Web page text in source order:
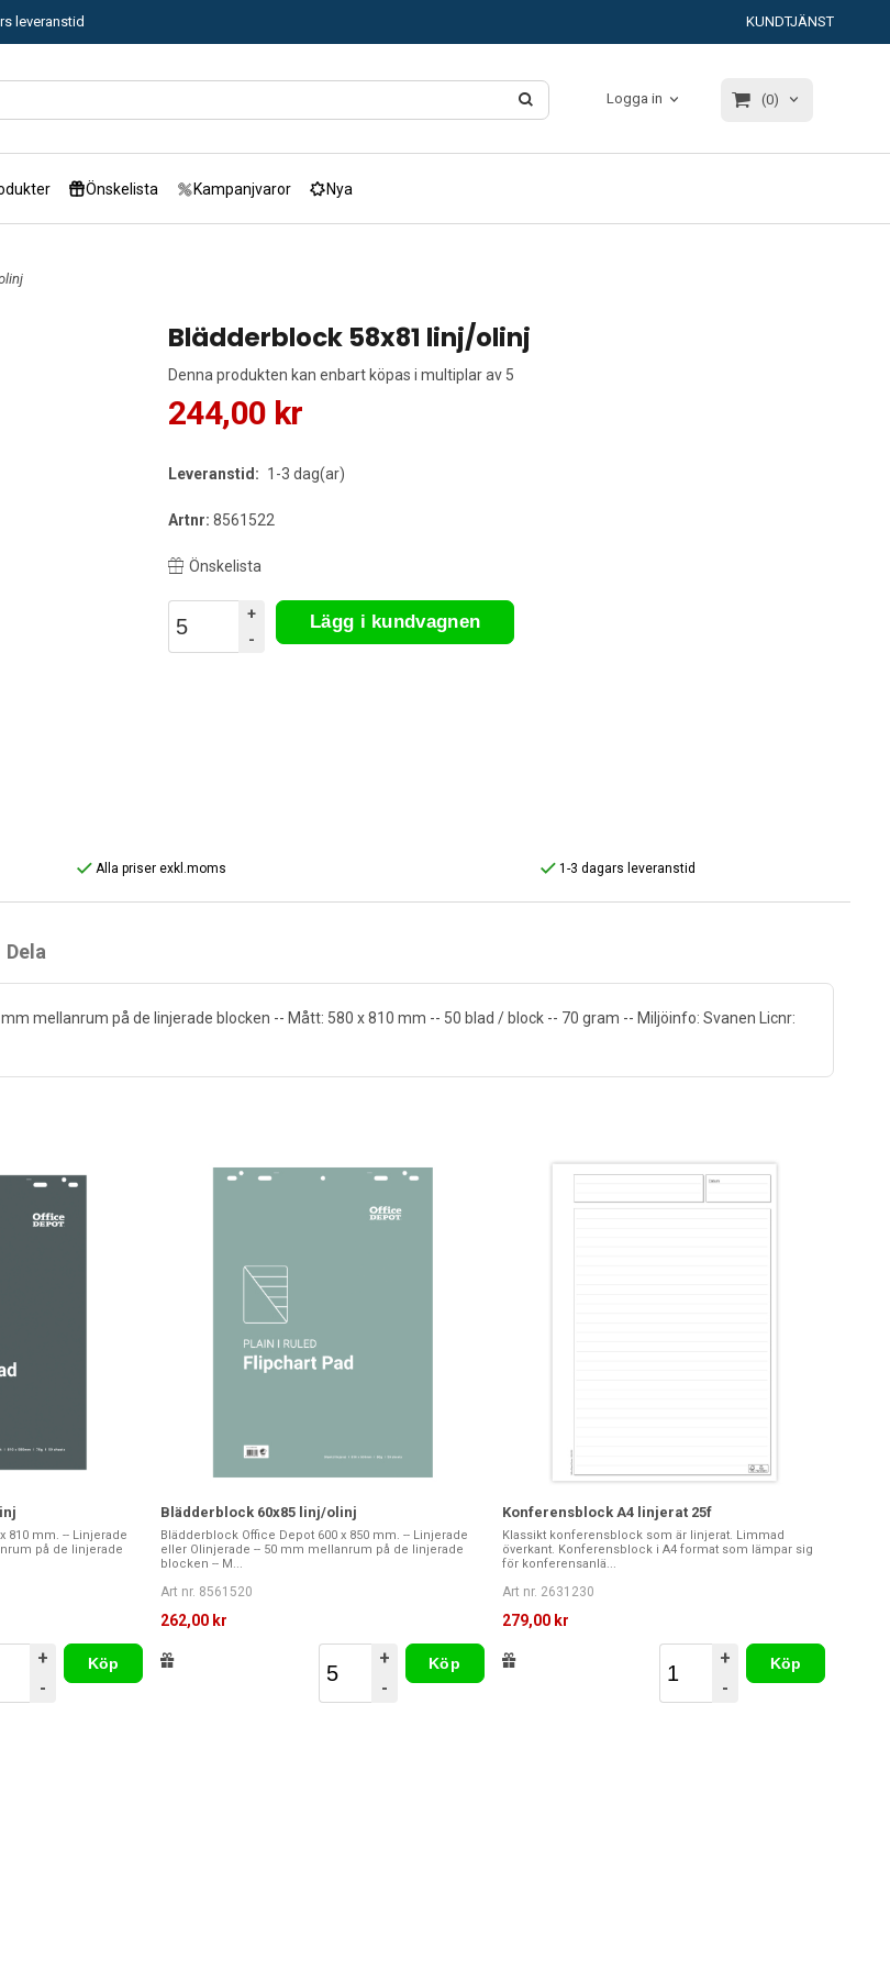
leveranstid KUNDTJÄNST
Logga in (0)
Önskelista Kampanjvaror Nya
Blädderblock 58x81 linj/olinj
Denna produkten kan enbart köpas i multiplar av 5
244,00 kr
Leveranstid: 1-3 dag(ar)
Artnr: 8561522
Önskelista
+
-
Lägg i kundvagnen
Alla priser exkl.moms 1-3 dagars leveranstid
Dela
mellanrum på de linjerade blocken -- Mått: 580 x 810 mm -- 50 blad / block -- 70 gram -- Miljöinfo: Svanen Licnr:
810 mm. -- Linjerade
på de linjerade
+
-
Köp
Blädderblock 60x85 linj/olinj
Blädderblock Office Depot 600 x 850 mm. -- Linjerade
eller Olinjerade -- 50 mm mellanrum på de linjerade
blocken -- M...
Art nr. 8561520
262,00 kr
+
-
Köp
Konferensblock A4 linjerat 25f
Klassikt konferensblock som är linjerat. Limmad
överkant. Konferensblock i A4 format som lämpar sig
för konferensanlä...
Art nr. 2631230
279,00 kr
+
-
Köp